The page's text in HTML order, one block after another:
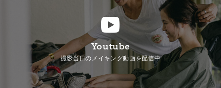
Youtube
撮影当日のメイキング動画を配信中